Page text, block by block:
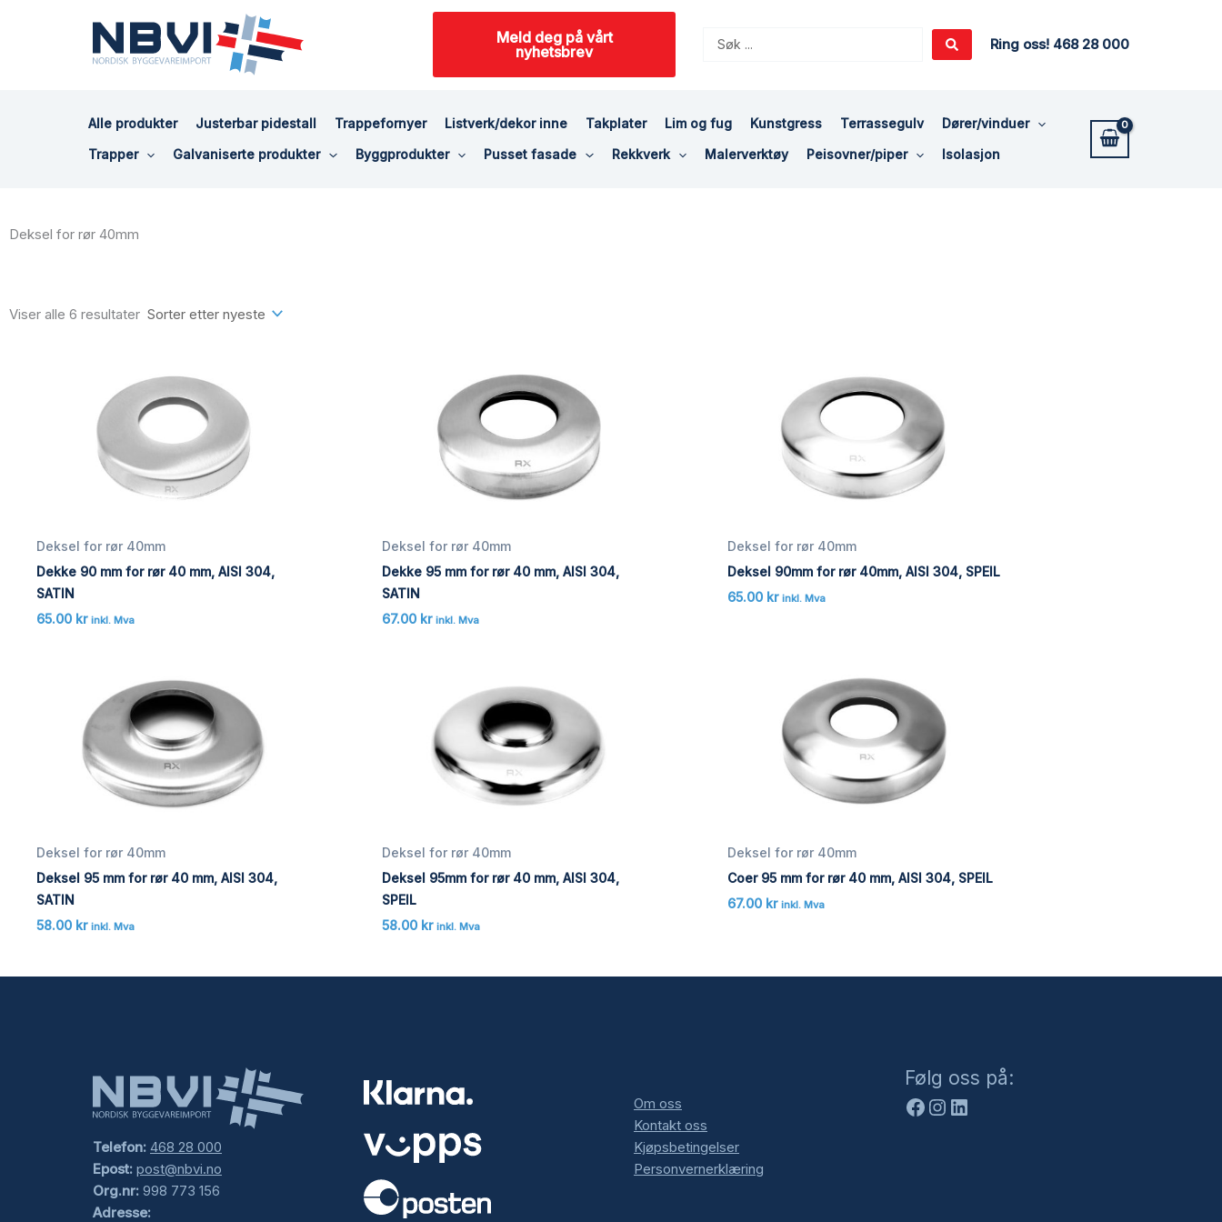
Meld deg på vårt
nyhetsbrev
Search
Ring oss! 468 28 000
Alle produkter Justerbar pidestall Trappefornyer Listverk/dekor inne Takplater Lim og fug Kunstgress Terrassegulv
Dører/vinduer
Trapper
Galvaniserte produkter Byggprodukter Pusset fasade Rekkverk Malerverktøy Peisovner/piper Isolasjon
Deksel for rør 40mm
Viser alle 6 resultater
Deksel for rør 40mm
Dekke 90 mm for rør 40 mm, AISI 304,
SATIN
65.00 kr inkl. Mva
Deksel for rør 40mm
Dekke 95 mm for rør 40 mm, AISI 304,
SATIN
67.00 kr inkl. Mva
Deksel for rør 40mm
Deksel 90mm for rør 40mm, AISI 304, SPEIL
65.00 kr inkl. Mva
Deksel for rør 40mm
Deksel 95 mm for rør 40 mm, AISI 304,
SATIN
58.00 kr inkl. Mva
Deksel for rør 40mm
Deksel 95mm for rør 40 mm, AISI 304,
SPEIL
58.00 kr inkl. Mva
Deksel for rør 40mm
Coer 95 mm for rør 40 mm, AISI 304, SPEIL
67.00 kr inkl. Mva
Telefon: 468 28 000
Epost: post@nbvi.no
Org.nr: 998 773 156
Adresse:
Om oss
Kontakt oss
Kjøpsbetingelser
Personvernerklæring
Følg oss på:
Facebook
Instagram
LinkedIn